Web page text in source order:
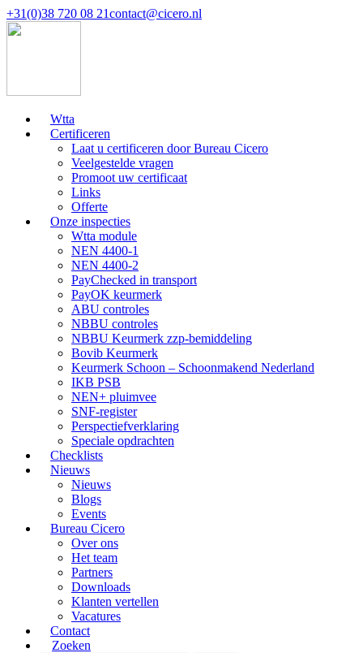
+31(0)38 720 08 21contact@cicero.nl
Wtta
Certificeren
Laat u certificeren door Bureau Cicero
Veelgestelde vragen
Promoot uw certificaat
Links
Offerte
Onze inspecties
Wtta module
NEN 4400-1
NEN 4400-2
PayChecked in transport
PayOK keurmerk
ABU controles
NBBU controles
NBBU Keurmerk zzp-bemiddeling
Bovib Keurmerk
Keurmerk Schoon – Schoonmakend Nederland
IKB PSB
NEN+ pluimvee
SNF-register
Perspectiefverklaring
Speciale opdrachten
Checklists
Nieuws
Nieuws
Blogs
Events
Bureau Cicero
Over ons
Het team
Partners
Downloads
Klanten vertellen
Vacatures
Contact
Zoeken